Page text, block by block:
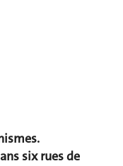
six rues de